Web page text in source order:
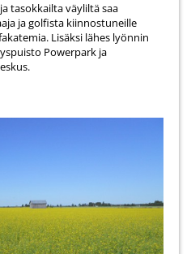
tasokkailta väyliltä saa
ja golfista kiinnostuneille
Lisäksi lähes lyönnin
Powerpark ja